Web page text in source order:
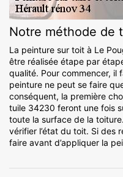
Notre méthode de
La peinture sur toit à Le
être réalisée étape par
qualité. Pour commencer, il
peinture ne peut se faire
conséquent, la première
tuile 34230 feront une fois
toute la surface de la
vérifier l’état du toit. Si des
faire avant d’appliquer la